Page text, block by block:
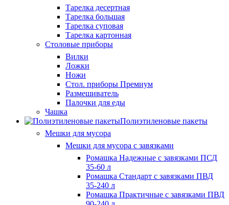
Тарелка десертная
Тарелка большая
Тарелка суповая
Тарелка картонная
Столовые приборы
Вилки
Ложки
Ножи
Стол. приборы Премиум
Размешиватель
Палочки для еды
Чашка
Полиэтиленовые пакеты
Мешки для мусора
Мешки для мусора с завязками
Ромашка Надежные с завязками ПСД
35-60 л
Ромашка Стандарт с завязками ПВД
35-240 л
Ромашка Практичные с завязками ПВД